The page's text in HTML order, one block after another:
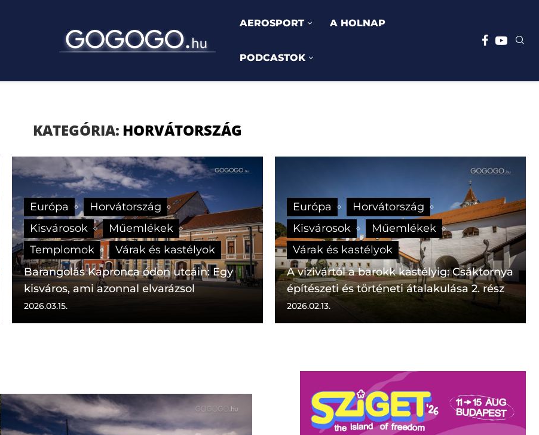
AEROSPORT A HOLNAP
PODCASTOK
KATEGÓRIA: HORVÁTORSZÁG
Európa
Horvátország
Kisvárosok
Műemlékek
Templomok
Várak és kastélyok
Barangolás Kapronca ódon utcáin: Egy
kisváros, ami azonnal elvarázsol
2026.03.15.
Európa
Horvátország
Kisvárosok
Műemlékek
Várak és kastélyok
A vízivártól a barokk kastélyig: Csáktornya
építészeti és történeti átalakulása 2. rész
2026.02.13.